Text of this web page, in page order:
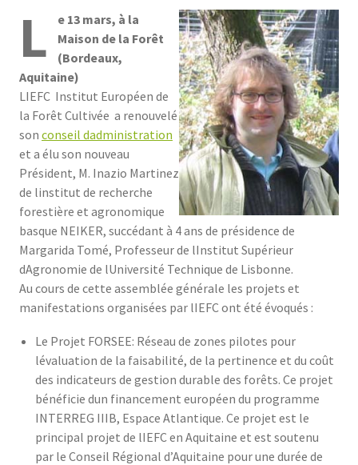
L
e 13 mars, à la
Maison de la Forêt
(Bordeaux,
Aquitaine)
LIEFC  Institut Européen de
la Forêt Cultivée  a renouvelé
son conseil dadministration
et a élu son nouveau
Président, M. Inazio Martinez
de linstitut de recherche
forestière et agronomique
basque NEIKER, succédant à 4 ans de présidence de
Margarida Tomé, Professeur de lInstitut Supérieur
dAgronomie de lUniversité Technique de Lisbonne.
Au cours de cette assemblée générale les projets et
manifestations organisées par lIEFC ont été évoqués :
Le Projet FORSEE: Réseau de zones pilotes pour
lévaluation de la faisabilité, de la pertinence et du coût
des indicateurs de gestion durable des forêts. Ce projet
bénéficie dun financement européen du programme
INTERREG IIIB, Espace Atlantique. Ce projet est le
principal projet de lIEFC en Aquitaine et est soutenu
par le Conseil Régional d’Aquitaine pour une durée de